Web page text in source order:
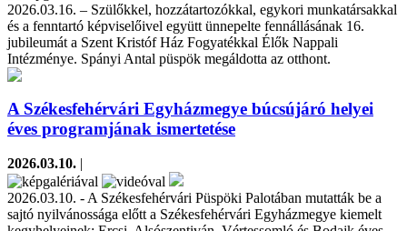
2026.03.16. – Szülőkkel, hozzátartozókkal, egykori munkatársakkal
és a fenntartó képviselőivel együtt ünnepelte fennállásának 16.
jubileumát a Szent Kristóf Ház Fogyatékkal Élők Nappali
Intézménye. Spányi Antal püspök megáldotta az otthont.
A Székesfehérvári Egyházmegye búcsújáró helyei
éves programjának ismertetése
2026.03.10. |
2026.03.10. - A Székesfehérvári Püspöki Palotában mutatták be a
sajtó nyilvánossága előtt a Székesfehérvári Egyházmegye kiemelt